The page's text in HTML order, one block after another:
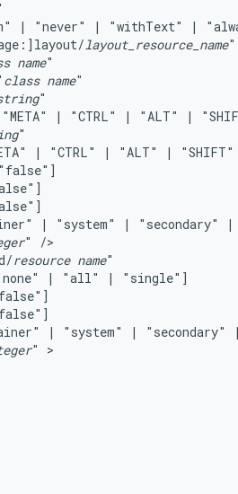
| "never" | "withText" |
layout_resource_name
name
class name
| "CTRL" | "ALT" |
| "CTRL" | "ALT" | "SHIFT"
| "system" | "secondary" |
"
resource name
| "all" |
| "system" | "secondary" |
"